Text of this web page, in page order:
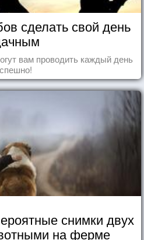
сделать свой день
вам проводить каждый день
снимки двух
на ферме